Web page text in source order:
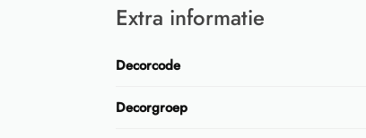
Extra informatie
Decorcode
Decorgroep